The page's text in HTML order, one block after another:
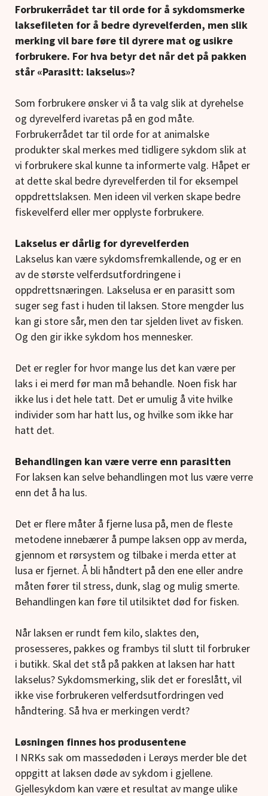
Forbrukerrådet tar til orde for å sykdomsmerke
laksefileten for å bedre dyrevelferden, men slik
merking vil bare føre til dyrere mat og usikre
forbrukere. For hva betyr det når det på pakken
står «Parasitt: lakselus»?
Som forbrukere ønsker vi å ta valg slik at dyrehelse
og dyrevelferd ivaretas på en god måte.
Forbrukerrådet tar til orde for at animalske
produkter skal merkes med tidligere sykdom slik at
vi forbrukere skal kunne ta informerte valg. Håpet er
at dette skal bedre dyrevelferden til for eksempel
oppdrettslaksen. Men ideen vil verken skape bedre
fiskevelferd eller mer opplyste forbrukere.
Lakselus er dårlig for dyrevelferden
Lakselus kan være sykdomsfremkallende, og er en
av de største velferdsutfordringene i
oppdrettsnæringen. Lakselusa er en parasitt som
suger seg fast i huden til laksen. Store mengder lus
kan gi store sår, men den tar sjelden livet av fisken.
Og den gir ikke sykdom hos mennesker.
Det er regler for hvor mange lus det kan være per
laks i ei merd før man må behandle. Noen fisk har
ikke lus i det hele tatt. Det er umulig å vite hvilke
individer som har hatt lus, og hvilke som ikke har
hatt det.
Behandlingen kan være verre enn parasitten
For laksen kan selve behandlingen mot lus være verre
enn det å ha lus.
Det er flere måter å fjerne lusa på, men de fleste
metodene innebærer å pumpe laksen opp av merda,
gjennom et rørsystem og tilbake i merda etter at
lusa er fjernet. Å bli håndtert på den ene eller andre
måten fører til stress, dunk, slag og mulig smerte.
Behandlingen kan føre til utilsiktet død for fisken.
Når laksen er rundt fem kilo, slaktes den,
prosesseres, pakkes og frambys til slutt til forbruker
i butikk. Skal det stå på pakken at laksen har hatt
lakselus? Sykdomsmerking, slik det er foreslått, vil
ikke vise forbrukeren velferdsutfordringen ved
håndtering. Så hva er merkingen verdt?
Løsningen finnes hos produsentene
I NRKs sak om massedøden i Lerøys merder ble det
oppgitt at laksen døde av sykdom i gjellene.
Gjellesykdom kan være et resultat av mange ulike